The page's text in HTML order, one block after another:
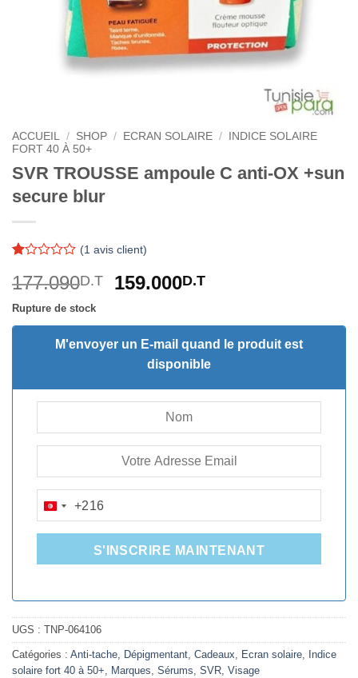
ACCUEIL / SHOP / ECRAN SOLAIRE /
INDICE SOLAIRE
FORT 40 À 50+
SVR TROUSSE ampoule C anti-OX +sun
secure blur
1
sur
5
sur
(1 avis client)
177.090D.T
Le
initial
était :
177.090D.T.
159.000D.TLe
actuel
est :
159.000D.T.
Rupture de stock
M'envoyer un E-mail quand le produit est
disponible
TUNISIA
+216
+216
S'INSCRIRE MAINTENANT
UGS : TNP-064106
Catégories : Anti-tache, Dépigmentant, Cadeaux, Ecran solaire, Indice
solaire fort 40 à 50+, Marques, Sérums, SVR, Visage